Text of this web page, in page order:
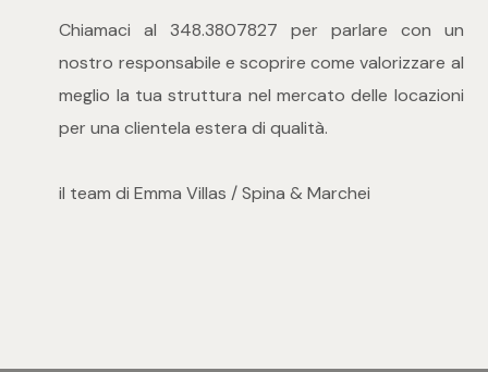
Chiamaci al 348.3807827 per parlare con un
nostro responsabile e scoprire come valorizzare al
meglio la tua struttura nel mercato delle locazioni
per una clientela estera di qualità.
il team di Emma Villas / Spina & Marchei
4